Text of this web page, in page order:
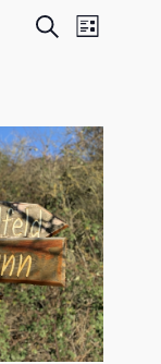
SucheListe